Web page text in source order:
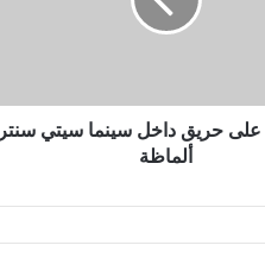
حريق داخل سينما سيتي سنتر
ألماظة